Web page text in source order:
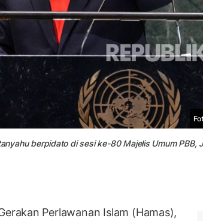
berpidato di sesi ke-80 Majelis Umum PBB,
Perlawanan Islam (Hamas),